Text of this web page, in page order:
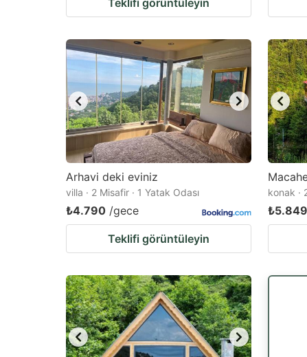
Teklifi görüntüleyin
Arhavi deki eviniz
villa · 2 Misafir · 1 Yatak Odası
₺4.790 /gece
Teklifi görüntüleyin
konak ·
₺5.849